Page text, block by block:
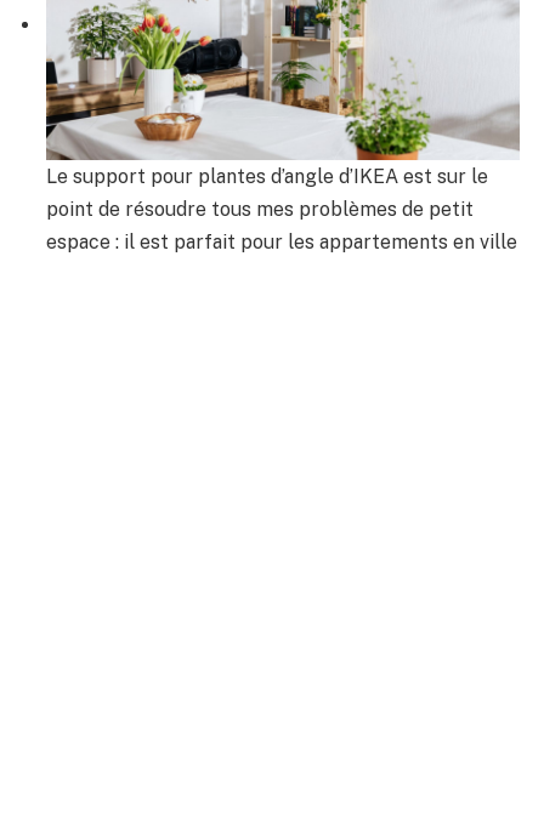
Le support pour plantes d’angle d’IKEA est sur le
point de résoudre tous mes problèmes de petit
espace : il est parfait pour les appartements en ville